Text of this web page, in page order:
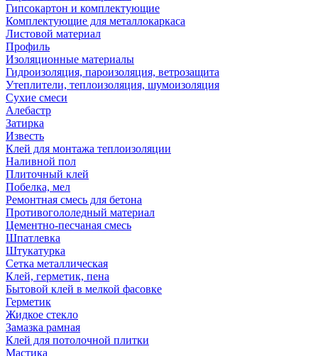
Гипсокартон и комплектующие
Комплектующие для металлокаркаса
Листовой материал
Профиль
Изоляционные материалы
Гидроизоляция, пароизоляция, ветрозащита
Утеплители, теплоизоляция, шумоизоляция
Сухие смеси
Алебастр
Затирка
Известь
Клей для монтажа теплоизоляции
Наливной пол
Плиточный клей
Побелка, мел
Ремонтная смесь для бетона
Противогололедный материал
Цементно-песчаная смесь
Шпатлевка
Штукатурка
Сетка металлическая
Клей, герметик, пена
Бытовой клей в мелкой фасовке
Герметик
Жидкое стекло
Замазка рамная
Клей для потолочной плитки
Мастика